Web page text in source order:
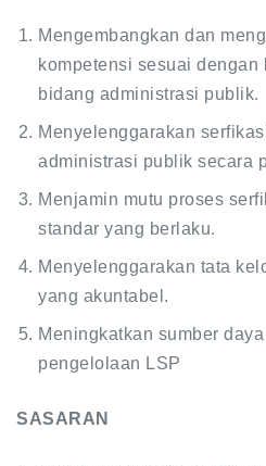
Mengembangkan dan
kompetensi sesuai dengan
bidang administrasi publik.
Menyelenggarakan
administrasi publik secara
Menjamin mutu proses
standar yang berlaku.
Menyelenggarakan tata
yang akuntabel.
Meningkatkan sumber
pengelolaan LSP
SASARAN